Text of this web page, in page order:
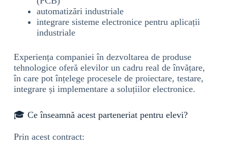
automatizări industriale
integrare sisteme electronice pentru aplicații
industriale
Experiența companiei în dezvoltarea de produse
tehnologice oferă elevilor un cadru real de învățare,
în care pot înțelege procesele de proiectare, testare,
integrare și implementare a soluțiilor electronice.
🎓 Ce înseamnă acest parteneriat pentru elevi?
Prin acest contract: